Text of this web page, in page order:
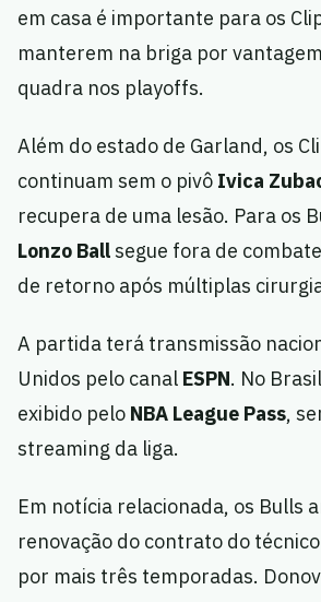
em casa é importante para os
manterem na briga por
quadra nos playoffs.
Além do estado de Garland, os
continuam sem o pivô Ivica
recupera de uma lesão. Para os
Lonzo Ballsegue fora de
de retorno após múltiplas
A partida terá transmissão
Unidos pelo canal ESPN. No
exibido pelo NBA League Pass,
streaming da liga.
Em notícia relacionada, os Bulls
renovação do contrato do técnico
por mais três temporadas.